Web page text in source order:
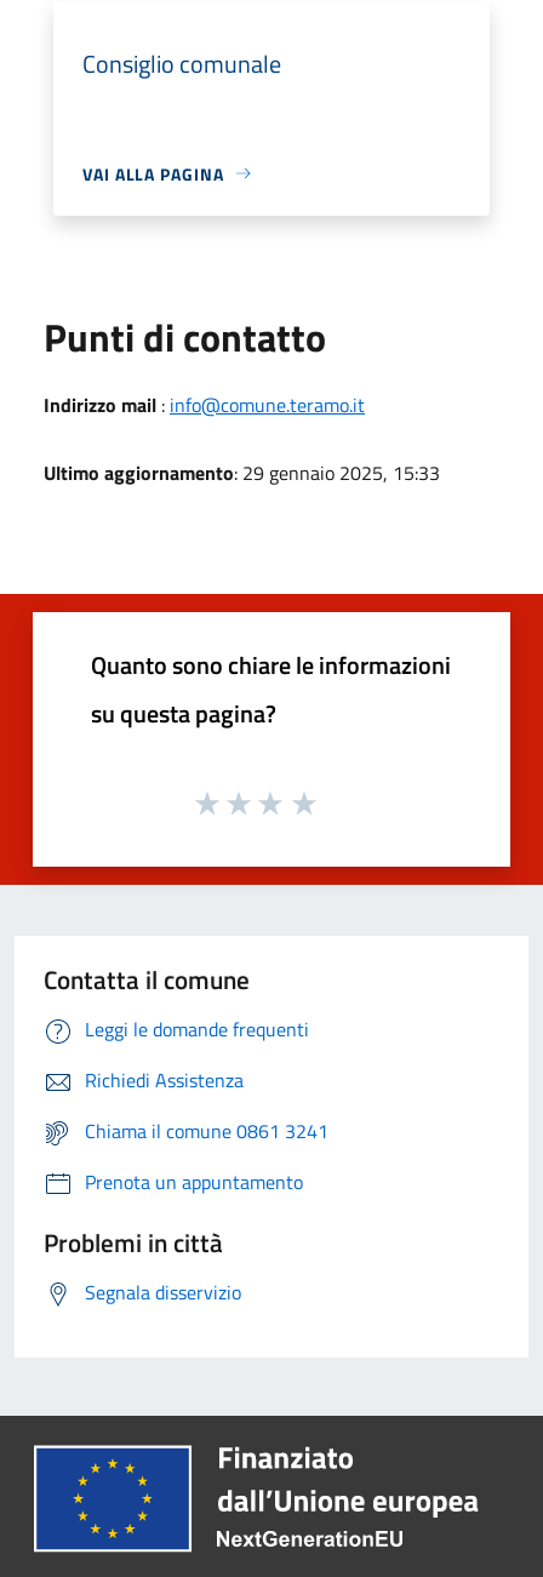
Consiglio comunale
VAI ALLA PAGINA
Punti di contatto
Indirizzo mail : info@comune.teramo.it
Ultimo aggiornamento: 29 gennaio 2025, 15:33
Quanto sono chiare le informazioni
su questa pagina?
Contatta il comune
Leggi le domande frequenti
Richiedi Assistenza
Chiama il comune 0861 3241
Prenota un appuntamento
Problemi in città
Segnala disservizio